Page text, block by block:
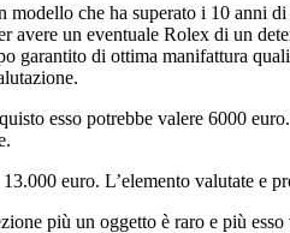
che ha superato i 10
un eventuale Rolex di un
garantito di ottima manifattura
esso potrebbe valere 6000
euro. L’elemento valutate e
più un oggetto è raro e più